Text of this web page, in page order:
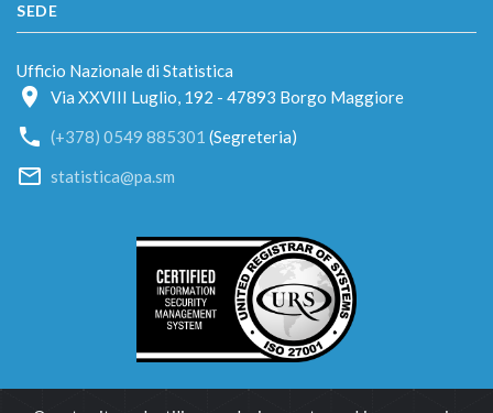
SEDE
Ufficio Nazionale di Statistica
Via XXVIII Luglio, 192 - 47893 Borgo Maggiore
(+378) 0549 885301 (Segreteria)
statistica@pa.sm